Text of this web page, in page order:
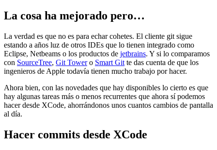
La cosa ha mejorado pero…
La verdad es que no es para echar cohetes. El cliente git sigue
estando a años luz de otros IDEs que lo tienen integrado como
Eclipse, Netbeams o los productos de jetbrains. Y si lo comparamos
con SourceTree, Git Towero Smart Git te das cuenta de que los
ingenieros de Apple todavía tienen mucho trabajo por hacer.
Ahora bien, con las novedades que hay disponibles lo cierto es que
hay algunas tareas más o menos recurrentes que ahora sí podemos
hacer desde XCode, ahorrándonos unos cuantos cambios de pantalla
al día.
Hacer commits desde XCode